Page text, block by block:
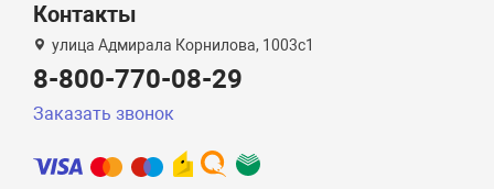
Контакты
улица Адмирала Корнилова, 1003с1
8-800-770-08-29
Заказать звонок